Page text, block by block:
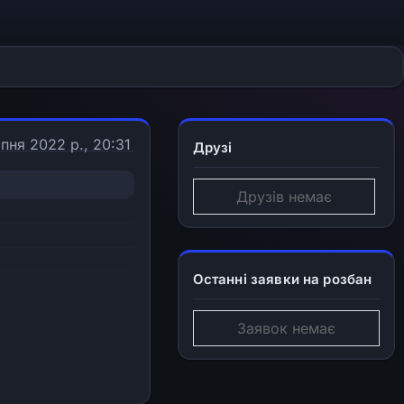
2022 р., 20:31 Друзі
Друзів немає
Останні заявки на розбан
Заявок немає